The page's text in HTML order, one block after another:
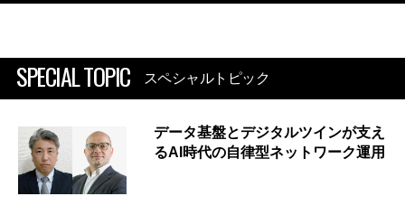
SPECIAL TOPIC スペシャルトピック
データ基盤とデジタルツインが支え
るAI時代の自律型ネットワーク運用